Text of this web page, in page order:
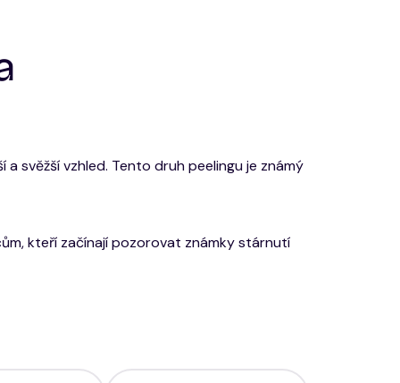
svěžší vzhled. Tento druh peelingu je známý
kteří začínají pozorovat známky stárnutí